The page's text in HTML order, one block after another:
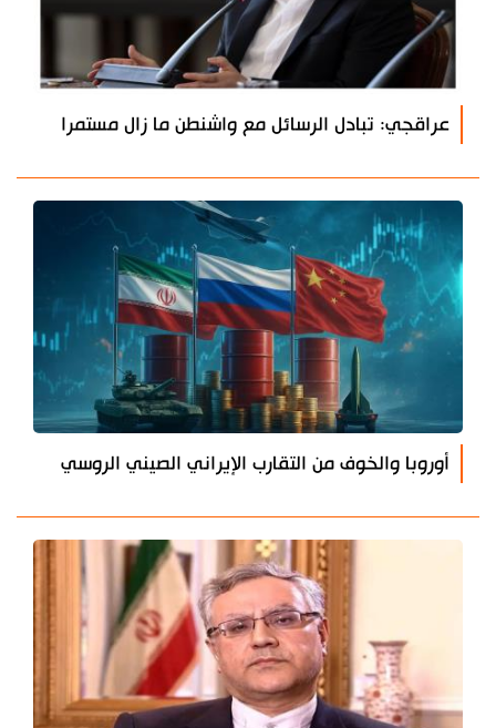
عراقجي: تبادل الرسائل مع واشنطن ما زال مستمرا
أوروبا والخوف من التقارب الإيراني الصيني الروسي